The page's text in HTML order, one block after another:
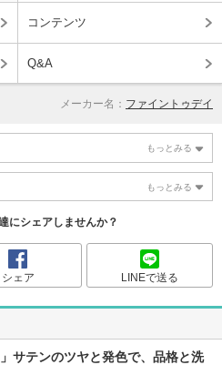
コンテンツ
Q&A
メーカー名： ファイントゥデイ
もっとみる
もっとみる
にシェアしませんか？
シェア LINEで送る
」サテンのツヤと発色で、品格と洗